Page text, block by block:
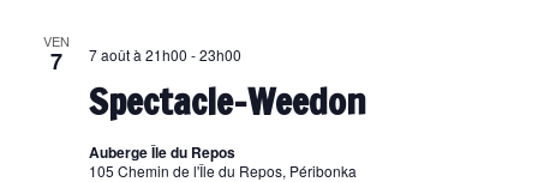
VEN
7
Spectacle-Weedon
7 août à 21h00 -23h00
Auberge Île du Repos
105 Chemin de l'Île du Repos, Péribonka